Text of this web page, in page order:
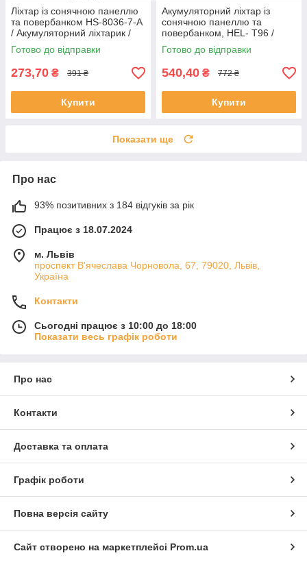
Ліхтар із сонячною панеллю
та повербанком HS-8036-7-A
/ Акумуляторний ліхтарик /
Кемпінговий ліхтар
Готово до відправки
273,70 ₴ 391 ₴
Купити
Акумуляторний ліхтар із
сонячною панеллю та
повербанком, HEL- T96 /
Переносний ліхтар для
кемпінгу
Готово до відправки
540,40 ₴ 772 ₴
Купити
Показати ще
Про нас
93% позитивних з 184 відгуків за рік
Працює з 18.07.2024
м. Львів
проспект В'ячеслава Чорновола, 67, 79020, Львів,
Україна
Контакти
Сьогодні працює з 10:00 до 18:00
Показати весь графік роботи
Про нас
Контакти
Доставка та оплата
Графік роботи
Повна версія сайту
Сайт створено на маркетплейсі Prom.ua